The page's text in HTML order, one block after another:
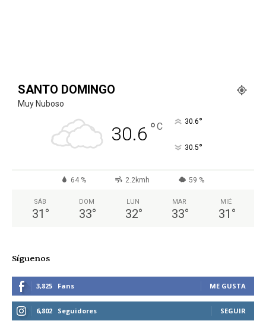
SANTO DOMINGO
Muy Nuboso
30.6 °C 30.6°
30.5°
64 % 2.2kmh 59 %
SÁB
31 °
DOM
33°
LUN
32°
MAR
33°
MIÉ
31 °
Síguenos
3,825 Fans ME GUSTA
6,802 Seguidores SEGUIR